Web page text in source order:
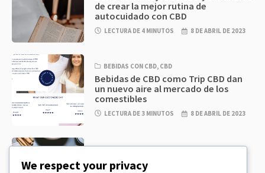
de crear la mejor rutina de
autocuidado con CBD
LECTURA DE 4 MINUTOS 8 DE ABRIL DE 2023
BEBIDAS CON CBD, CBD
Bebidas de CBD como Trip CBD dan
un nuevo aire al mercado de los
comestibles
LECTURA DE 3 MINUTOS 8 DE ABRIL DE 2023
Masa de galletas de CBD y
We respect your privacy